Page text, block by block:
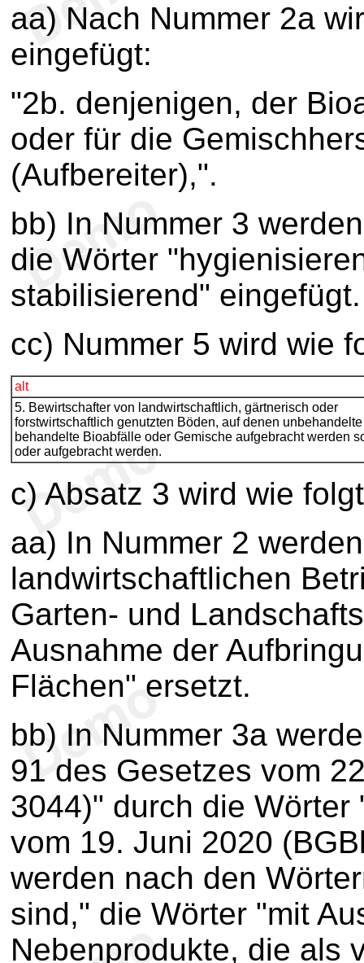
aa) Nach Nummer 2a
eingefügt:
"2b. denjenigen, der
oder für die
(Aufbereiter),".
bb) In Nummer 3
die Wörter
stabilisierend" eingefügt.
cc) Nummer 5 wird wie
alt
5. Bewirtschafter von landwirtschaftlich, gärtnerisch oder
forstwirtschaftlich genutzten Böden, auf denen
behandelte Bioabfälle oder Gemische aufgebracht werden
oder aufgebracht werden.
c) Absatz 3 wird wie
aa) In Nummer 2
landwirtschaftlichen
Garten- und
Ausnahme der
Flächen" ersetzt.
bb) In Nummer 3a
91 des Gesetzes vom
3044)" durch die
vom 19. Juni 2020
werden nach den
sind," die Wörter "mit
Nebenprodukte, die als